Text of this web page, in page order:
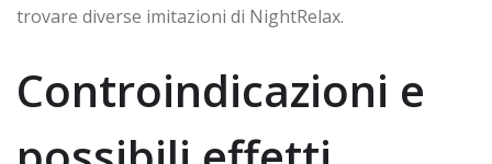
trovare diverse imitazioni di NightRelax.
Controindicazioni e